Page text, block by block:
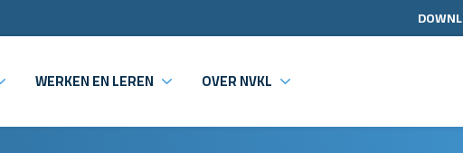
WERKEN EN LEREN OVER NVKL